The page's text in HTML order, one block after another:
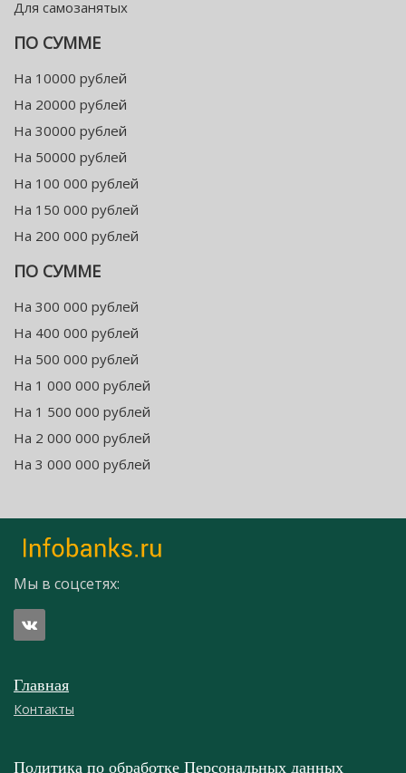
Для самозанятых
ПО СУММЕ
На 10000 рублей
На 20000 рублей
На 30000 рублей
На 50000 рублей
На 100 000 рублей
На 150 000 рублей
На 200 000 рублей
ПО СУММЕ
На 300 000 рублей
На 400 000 рублей
На 500 000 рублей
На 1 000 000 рублей
На 1 500 000 рублей
На 2 000 000 рублей
На 3 000 000 рублей
Мы в соцсетях:
Главная
Контакты
Политика по обработке Персональных данных